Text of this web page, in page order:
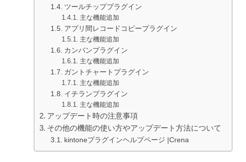
ツールチッププラグイン
主な機能追加
アプリ間レコードコピープラグイン
主な機能追加
カンバンプラグイン
主な機能追加
ガントチャートプラグイン
主な機能追加
イチランプラグイン
主な機能追加
アップデート時の注意事項
その他の機能の使い方やアップデート方法について
kintoneプラグインヘルプページ |Crena